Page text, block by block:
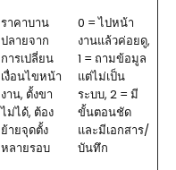
ราคาบาน
ปลายจาก
การเปลี่ยน
เงื่อนไขหน้า
งาน, ตั้งขา
ไม่ได้, ต้อง
ย้ายจุดตั้ง
หลายรอบ
0 = ไปหน้า
งานแล้วค่อยดู,
1 = ถามข้อมูล
แต่ไม่เป็น
ระบบ, 2 = มี
ขั้นตอนชัด
และมีเอกสาร/
บันทึก